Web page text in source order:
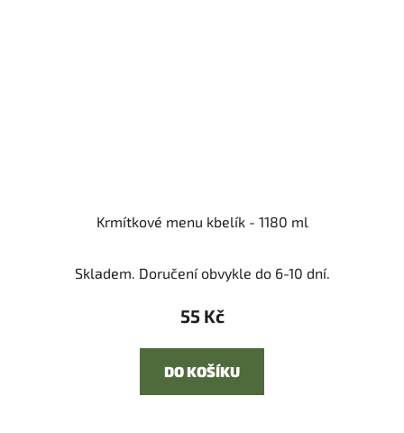
Krmítkové menu kbelík - 1180 ml
Skladem. Doručení obvykle do 6-10 dní.
55 Kč
DO KOŠÍKU